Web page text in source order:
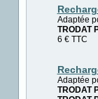
Adaptée
TRODAT
6 €TTC
Adaptée
TRODAT